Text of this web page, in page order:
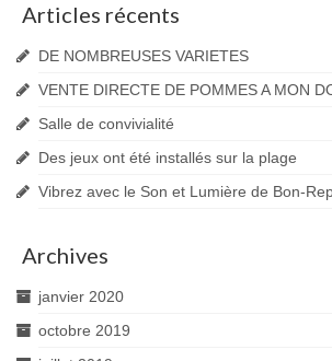
Articles récents
DE NOMBREUSES VARIETES
VENTE DIRECTE DE POMMES A MON
Salle de convivialité
Des jeux ont été installés sur la plage
Vibrez avec le Son et Lumière de Bon-
Archives
janvier 2020
octobre 2019